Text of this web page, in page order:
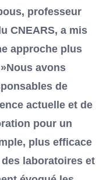
professeur
CNEARS, a mis
approche plus
avons
de
actuelle et de
pour un
plus efficace
laboratoires et